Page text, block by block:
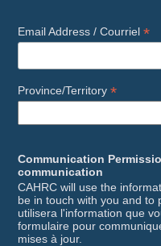
Email Address / Courriel*
Province/Territory*
Communication
communication
CAHRC will use the
be in touch with you and to
utilisera l'information que
formulaire pour
mises à jour.